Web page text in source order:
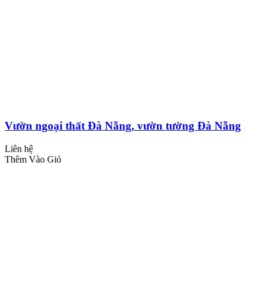
Vườn ngoại thất Đà Nẵng, vườn tường Đà Nẵng
Liên hệ
Thêm Vào Giỏ